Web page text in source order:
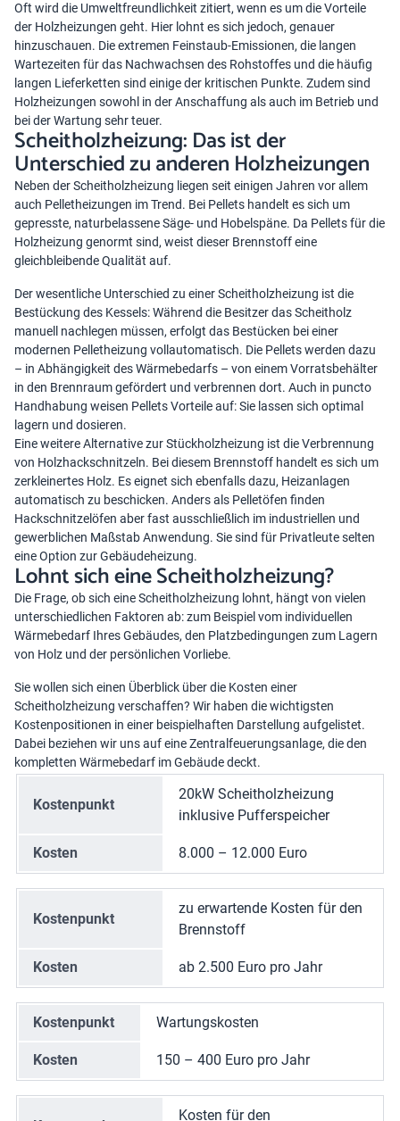
Oft wird die Umweltfreundlichkeit zitiert, wenn es um die Vorteile
der Holzheizungen geht. Hier lohnt es sich jedoch, genauer
hinzuschauen. Die extremen Feinstaub-Emissionen, die langen
Wartezeiten für das Nachwachsen des Rohstoffes und die häufig
langen Lieferketten sind einige der kritischen Punkte. Zudem sind
Holzheizungen sowohl in der Anschaffung als auch im Betrieb und
bei der Wartung sehr teuer.
Scheitholzheizung: Das ist der
Unterschied zu anderen Holzheizungen
Neben der Scheitholzheizung liegen seit einigen Jahren vor allem
auch Pelletheizungen im Trend. Bei Pellets handelt es sich um
gepresste, naturbelassene Säge- und Hobelspäne. Da Pellets für die
Holzheizung genormt sind, weist dieser Brennstoff eine
gleichbleibende Qualität auf.
Der wesentliche Unterschied zu einer Scheitholzheizung ist die
Bestückung des Kessels: Während die Besitzer das Scheitholz
manuell nachlegen müssen, erfolgt das Bestücken bei einer
modernen Pelletheizung vollautomatisch. Die Pellets werden dazu
– in Abhängigkeit des Wärmebedarfs – von einem Vorratsbehälter
in den Brennraum gefördert und verbrennen dort. Auch in puncto
Handhabung weisen Pellets Vorteile auf: Sie lassen sich optimal
lagern und dosieren.
Eine weitere Alternative zur Stückholzheizung ist die Verbrennung
von Holzhackschnitzeln. Bei diesem Brennstoff handelt es sich um
zerkleinertes Holz. Es eignet sich ebenfalls dazu, Heizanlagen
automatisch zu beschicken. Anders als Pelletöfen finden
Hackschnitzelöfen aber fast ausschließlich im industriellen und
gewerblichen Maßstab Anwendung. Sie sind für Privatleute selten
eine Option zur Gebäudeheizung.
Lohnt sich eine Scheitholzheizung?
Die Frage, ob sich eine Scheitholzheizung lohnt, hängt von vielen
unterschiedlichen Faktoren ab: zum Beispiel vom individuellen
Wärmebedarf Ihres Gebäudes, den Platzbedingungen zum Lagern
von Holz und der persönlichen Vorliebe.
Sie wollen sich einen Überblick über die Kosten einer
Scheitholzheizung verschaffen? Wir haben die wichtigsten
Kostenpositionen in einer beispielhaften Darstellung aufgelistet.
Dabei beziehen wir uns auf eine Zentralfeuerungsanlage, die den
kompletten Wärmebedarf im Gebäude deckt.
Kostenpunkt
20kW Scheitholzheizung
inklusive Pufferspeicher
Kosten 8.000 – 12.000 Euro
Kostenpunkt
zu erwartende Kosten für den
Brennstoff
Kosten ab 2.500 Euro pro Jahr
Kostenpunkt Wartungskosten
Kosten 150 – 400 Euro pro Jahr
Kosten für den